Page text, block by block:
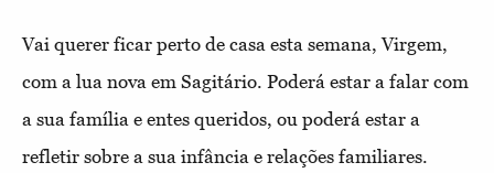
Vai querer ficar perto de casa esta semana, Virgem,
com a lua nova em Sagitário. Poderá estar a falar com
a sua família e entes queridos, ou poderá estar a
refletir sobre a sua infância e relações familiares.